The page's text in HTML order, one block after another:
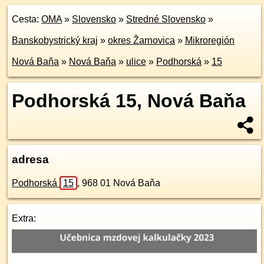
Cesta: OMA» Slovensko » Stredné Slovensko »
Banskobystrický kraj » okres Žarnovica » Mikroregión
Nová Baňa » Nová Baňa » ulice » Podhorská » 15
Podhorská 15, Nová Baňa
adresa
Podhorská 15 , 968 01 Nová Baňa
Extra: